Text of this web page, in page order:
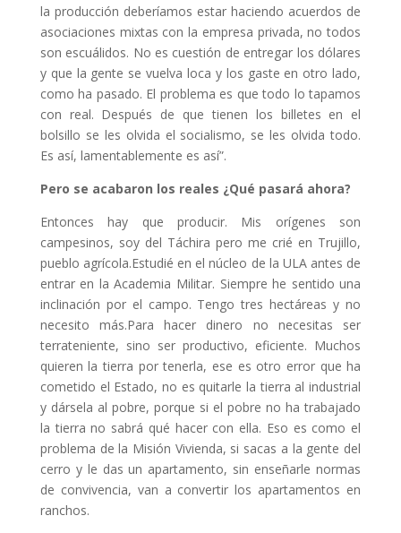
la producción deberíamos estar haciendo acuerdos de
asociaciones mixtas con la empresa privada, no todos
son escuálidos. No es cuestión de entregar los dólares
y que la gente se vuelva loca y los gaste en otro lado,
como ha pasado. El problema es que todo lo tapamos
con real. Después de que tienen los billetes en el
bolsillo se les olvida el socialismo, se les olvida todo.
Es así, lamentablemente es así”.
Pero se acabaron los reales ¿Qué pasará ahora?
Entonces hay que producir. Mis orígenes son
campesinos, soy del Táchira pero me crié en Trujillo,
pueblo agrícola.Estudié en el núcleo de la ULA antes de
entrar en la Academia Militar. Siempre he sentido una
inclinación por el campo. Tengo tres hectáreas y no
necesito más.Para hacer dinero no necesitas ser
terrateniente, sino ser productivo, eficiente. Muchos
quieren la tierra por tenerla, ese es otro error que ha
cometido el Estado, no es quitarle la tierra al industrial
y dársela al pobre, porque si el pobre no ha trabajado
la tierra no sabrá qué hacer con ella. Eso es como el
problema de la Misión Vivienda, si sacas a la gente del
cerro y le das un apartamento, sin enseñarle normas
de convivencia, van a convertir los apartamentos en
ranchos.